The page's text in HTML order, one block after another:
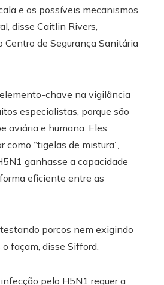
e os possíveis mecanismos
disse Caitlin Rivers,
Centro de Segurança Sanitária
chave na vigilância
especialistas, porque são
aviária e humana. Eles
como “tigelas de mistura”,
ganhasse a capacidade
eficiente entre as
porcos nem exigindo
façam, disse Sifford.
pelo H5N1 requer a